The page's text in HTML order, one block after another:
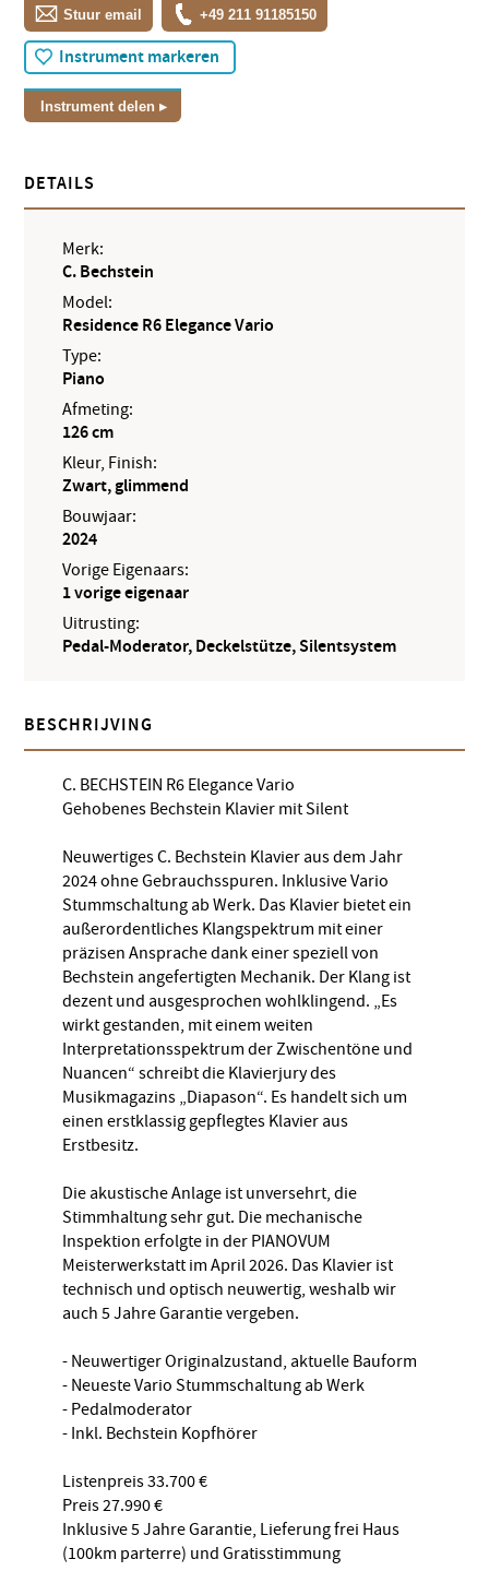
Stuur email +49 211 91185150
Instrument markeren
Instrument delen
DETAILS
Merk:
C. Bechstein
Model:
Residence R6 Elegance Vario
Type:
Piano
Afmeting:
126 cm
Kleur, Finish:
Zwart, glimmend
Bouwjaar:
2024
Vorige Eigenaars:
1 vorige eigenaar
Uitrusting:
Pedal-Moderator, Deckelstütze, Silentsystem
BESCHRIJVING
C. BECHSTEIN R6 Elegance Vario
Gehobenes Bechstein Klavier mit Silent
Neuwertiges C. Bechstein Klavier aus dem Jahr
2024 ohne Gebrauchsspuren. Inklusive Vario
Stummschaltung ab Werk. Das Klavier bietet ein
außerordentliches Klangspektrum mit einer
präzisen Ansprache dank einer speziell von
Bechstein angefertigten Mechanik. Der Klang ist
dezent und ausgesprochen wohlklingend. „Es
wirkt gestanden, mit einem weiten
Interpretationsspektrum der Zwischentöne und
Nuancen“ schreibt die Klavierjury des
Musikmagazins „Diapason“. Es handelt sich um
einen erstklassig gepflegtes Klavier aus
Erstbesitz.
Die akustische Anlage ist unversehrt, die
Stimmhaltung sehr gut. Die mechanische
Inspektion erfolgte in der PIANOVUM
Meisterwerkstatt im April 2026. Das Klavier ist
technisch und optisch neuwertig, weshalb wir
auch 5 Jahre Garantie vergeben.
- Neuwertiger Originalzustand, aktuelle Bauform
- Neueste Vario Stummschaltung ab Werk
- Pedalmoderator
- Inkl. Bechstein Kopfhörer
Listenpreis 33.700 €
Preis 27.990 €
Inklusive 5 Jahre Garantie, Lieferung frei Haus
(100km parterre) und Gratisstimmung